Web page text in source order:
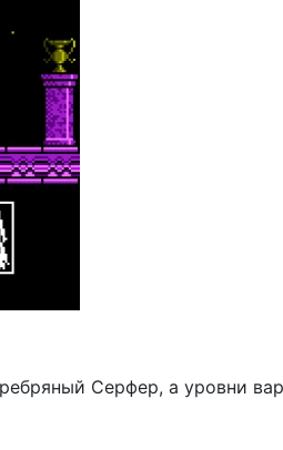
Серфер, а уровни